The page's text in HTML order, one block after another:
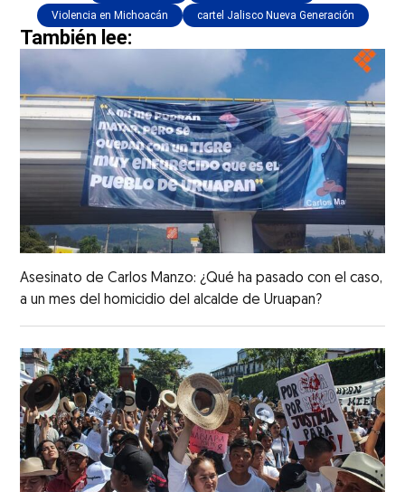
Violencia en Michoacán cartel Jalisco Nueva Generación
También lee:
Asesinato de Carlos Manzo: ¿Qué ha pasado con el caso,
a un mes del homicidio del alcalde de Uruapan?